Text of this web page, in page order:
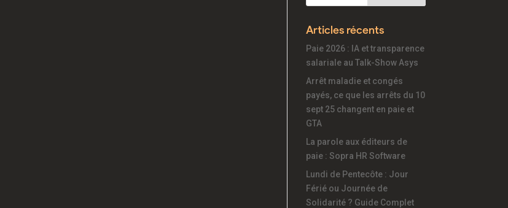
Articles récents
Paie 2026 : IA et transparence
salariale au Talk-Show Asys
Arrêt maladie et congés
payés, ce que les arrêts du 10
sept 25 changent en paie et
GTA
La parole aux éditeurs de
paie : Sopra HR Software
Lundi de Pentecôte : Jour
Férié ou Journée de
Solidarité ? Guide Complet